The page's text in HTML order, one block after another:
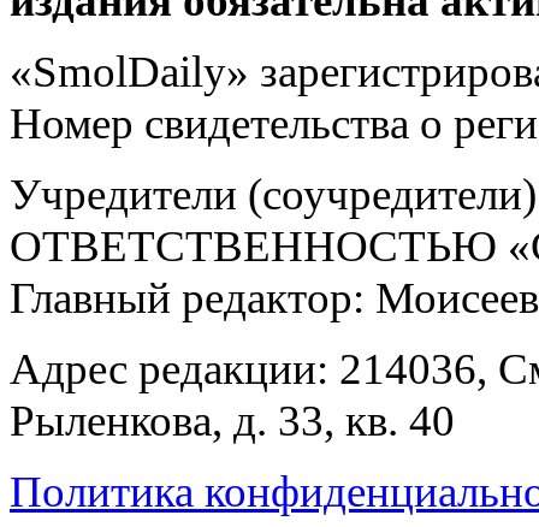
«SmolDaily»
Номер свидетельства о
Учредители
ОТВЕТСТВЕННОСТЬЮ
Главный редактор:
Адрес редакции: 214036,
Рыленкова, д. 33, кв. 40
Политика